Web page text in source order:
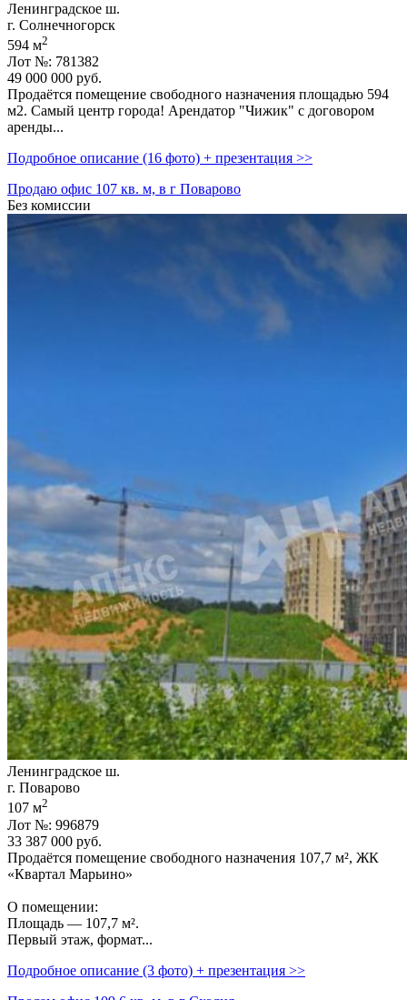
Ленинградское ш.
г. Солнечногорск
594 м2
Лот №: 781382
49 000 000 руб.
Продаётся помещение свободного назначения площадью 594
м2. Самый центр города! Арендатор "Чижик" с договором
аренды...
Подробное описание (16 фото) + презентация >>
Продаю офис 107 кв. м, в г Поварово
Без комиссии
Ленинградское ш.
г. Поварово
107 м2
Лот №: 996879
33 387 000 руб.
Продаётся помещение свободного назначения 107,­7 м²,­ ЖК
«Квартал Марьино»
О помещении:
Площадь — 107,­7 м².
Первый этаж,­ формат...
Подробное описание (3 фото) + презентация >>